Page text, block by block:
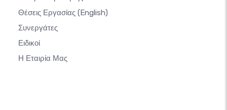
Θέσεις Εργασίας (English)
Συνεργάτες
Ειδικοί
Η Εταιρία Μας